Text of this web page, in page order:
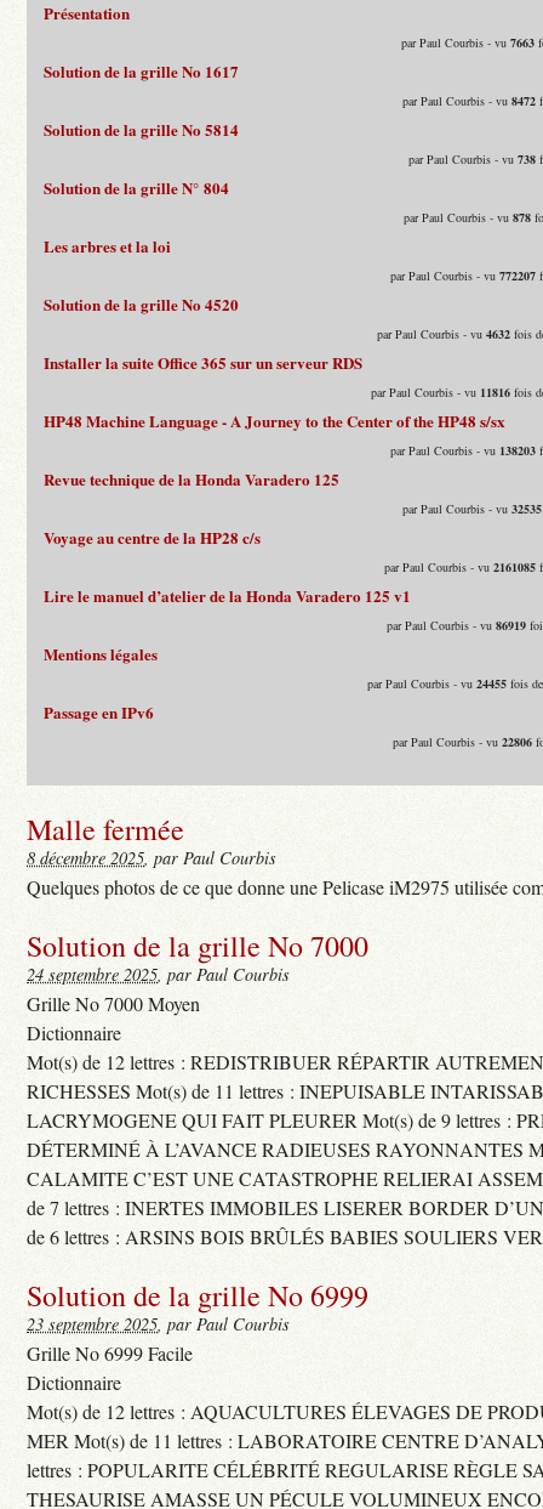
Présentation
par Paul Courbis - vu7663
Solution de la grille No 1617
par Paul Courbis - vu8472
Solution de la grille No 5814
par Paul Courbis - vu738
Solution de la grille N° 804
par Paul Courbis - vu878
Les arbres et la loi
par Paul Courbis - vu772207
Solution de la grille No 4520
par Paul Courbis - vu4632 fois
Installer la suite Office 365 sur un serveur RDS
par Paul Courbis - vu 11816 fois
HP48 Machine Language - A Journey to the Center of the HP48 s/sx
par Paul Courbis - vu 138203
Revue technique de la Honda Varadero 125
par Paul Courbis - vu32535
Voyage au centre de la HP28 c/s
par Paul Courbis - vu2161085
Lire le manuel d’atelier de la Honda Varadero 125 v1
par Paul Courbis - vu86919
Mentions légales
par Paul Courbis - vu24455 fois
Passage en IPv6
par Paul Courbis - vu22806
Malle fermée
8 décembre 2025, par Paul Courbis
Quelques photos de ce que donne une Pelicase iM2975 utilisée
Solution de la grille No 7000
24 septembre 2025, par Paul Courbis
Grille No 7000 Moyen
Dictionnaire
Mot(s) de 12 lettres : REDISTRIBUER RÉPARTIR
RICHESSES Mot(s) de 11 lettres : INEPUISABLE
LACRYMOGENE QUI FAIT PLEURER Mot(s) de 9 lettres :
DÉTERMINÉ À L’AVANCE RADIEUSES RAYONNANTES
CALAMITE C’EST UNE CATASTROPHE RELIERAI
de 7 lettres : INERTES IMMOBILES LISERER BORDER
de 6 lettres : ARSINS BOIS BRÛLÉS BABIES SOULIERS
Solution de la grille No 6999
23 septembre 2025, par Paul Courbis
Grille No 6999 Facile
Dictionnaire
Mot(s) de 12 lettres : AQUACULTURES ÉLEVAGES DE
MER Mot(s) de 11 lettres : LABORATOIRE CENTRE
lettres : POPULARITE CÉLÉBRITÉ REGULARISE RÈGLE
THESAURISE AMASSE UN PÉCULE VOLUMINEUX